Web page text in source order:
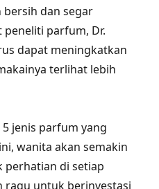
dan segar
parfum, Dr.
dapat meningkatkan
terlihat lebih
jenis parfum yang
wanita akan semakin
perhatian di setiap
ragu untuk berinvestasi